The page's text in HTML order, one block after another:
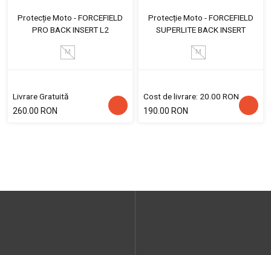
Protecție Moto - FORCEFIELD
PRO BACK INSERT L2
M
Livrare Gratuită
260.00 RON
Protecție Moto - FORCEFIELD
SUPERLITE BACK INSERT
M
Cost de livrare: 20.00 RON
190.00 RON